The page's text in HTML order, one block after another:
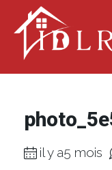
il y a5 mois